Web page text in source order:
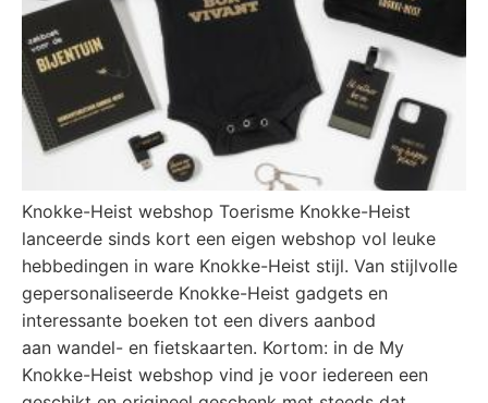
Knokke-Heist webshop Toerisme Knokke-Heist
lanceerde sinds kort een eigen webshop vol leuke
hebbedingen in ware Knokke-Heist stijl. Van stijlvolle
gepersonaliseerde Knokke-Heist gadgets en
interessante boeken tot een divers aanbod
aan wandel- en fietskaarten. Kortom: in de My
Knokke-Heist webshop vind je voor iedereen een